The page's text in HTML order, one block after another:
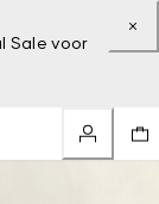
Sale voor